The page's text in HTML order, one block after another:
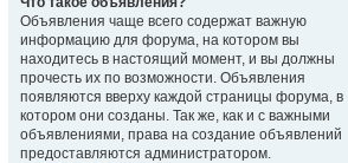
Объявления чаще всего содержат важную
информацию для форума, на котором вы
находитесь в настоящий момент, и вы должны
прочесть их по возможности. Объявления
появляются вверху каждой страницы форума, в
котором они созданы. Так же, как и с важными
объявлениями, права на создание объявлений
предоставляются администратором.